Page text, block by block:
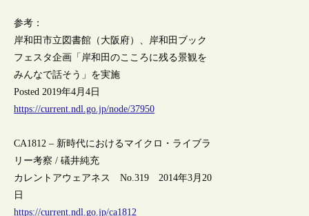
参考：
岸和田市立図書館（大阪府）、岸和田ブック
フェスタ企画「岸和田のこころに残る景観を
みんなで話そう」を実施
Posted 2019年4月4日
https://current.ndl.go.jp/node/37950
CA1812 – 新時代におけるマイクロ・ライブラ
リー考察 / 礒井純充
カレントアウェアネス No.319 2014年3月20
日
https://current.ndl.go.jp/ca1812